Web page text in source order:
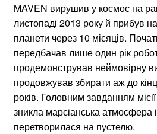
MAVEN вирушив у космос на
листопаді 2013 року й прибув
планети через 10 місяців.
передбачав лише один рік
продемонстрував неймовірну
продовжував збирати аж до
років. Головним завданням
зникла марсіанська атмосфера
перетворилася на пустелю.